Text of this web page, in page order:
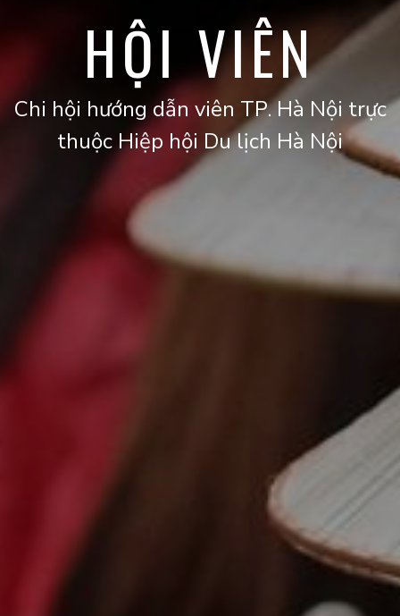
HỘI VIÊN
Chi hội hướng dẫn viên TP. Hà Nội trực
thuộc Hiệp hội Du lịch Hà Nội